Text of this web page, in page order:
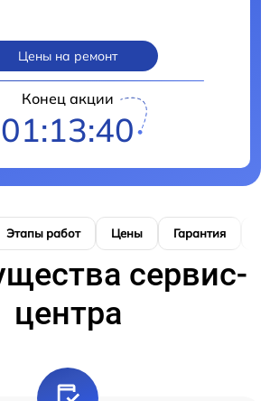
Цены на ремонт
Конец акции
01:13:39
Этапы работ Цены Гарантия
сервис-
центра